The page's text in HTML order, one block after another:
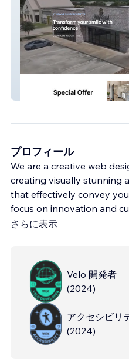
New-Me Dental
プロフィール
We are a creative web
creating visually stunning
that effectively convey
focus on innovation and
さらに表示
Velo 開発者
(2024)
アクセシビリ
(2024)